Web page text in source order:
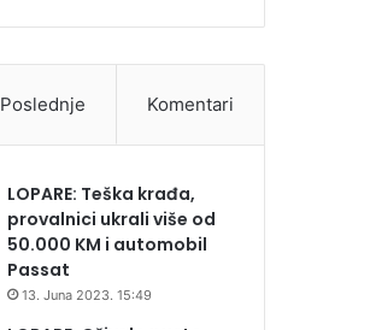
Poslednje Komentari
LOPARE: Teška krađa,
provalnici ukrali više od
50.000 KM i automobil
Passat
13. Juna 2023. 15:49